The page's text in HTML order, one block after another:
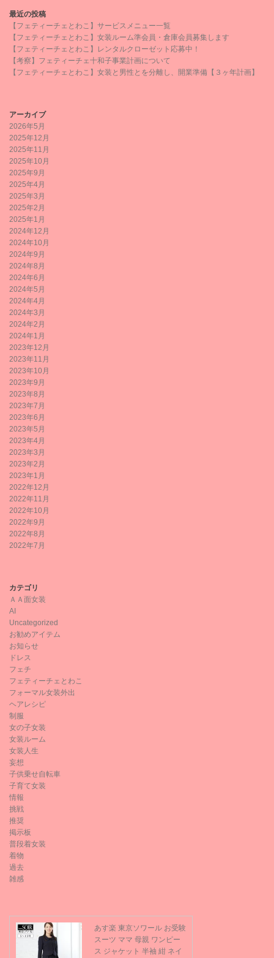
最近の投稿
【フェティーチェとわこ】サービスメニュー一覧
【フェティーチェとわこ】女装ルーム準会員・倉庫会員募集します
【フェティーチェとわこ】レンタルクローゼット応募中！
【考察】フェティーチェ十和子事業計画について
【フェティーチェとわこ】女装と男性とを分離し、開業準備【３ヶ年計画】
アーカイブ
2026年5月
2025年12月
2025年11月
2025年10月
2025年9月
2025年4月
2025年3月
2025年2月
2025年1月
2024年12月
2024年10月
2024年9月
2024年8月
2024年6月
2024年5月
2024年4月
2024年3月
2024年2月
2024年1月
2023年12月
2023年11月
2023年10月
2023年9月
2023年8月
2023年7月
2023年6月
2023年5月
2023年4月
2023年3月
2023年2月
2023年1月
2022年12月
2022年11月
2022年10月
2022年9月
2022年8月
2022年7月
カテゴリ
ＡＡ面女装
AI
Uncategorized
お勧めアイテム
お知らせ
ドレス
フェチ
フェティーチェとわこ
フォーマル女装外出
ヘアレシピ
制服
女の子女装
女装ルーム
女装人生
妄想
子供乗せ自転車
子育て女装
情報
挑戦
推奨
掲示板
普段着女装
着物
過去
雑感
あす楽 東京ソワール お受験
スーツ ママ 母親 ワンピー
ス ジャケット 半袖 紺 ネイ